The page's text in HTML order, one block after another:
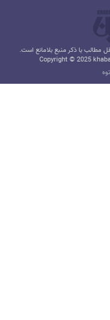
با ذکر منبع بلامانع است.
Copyright © 2025